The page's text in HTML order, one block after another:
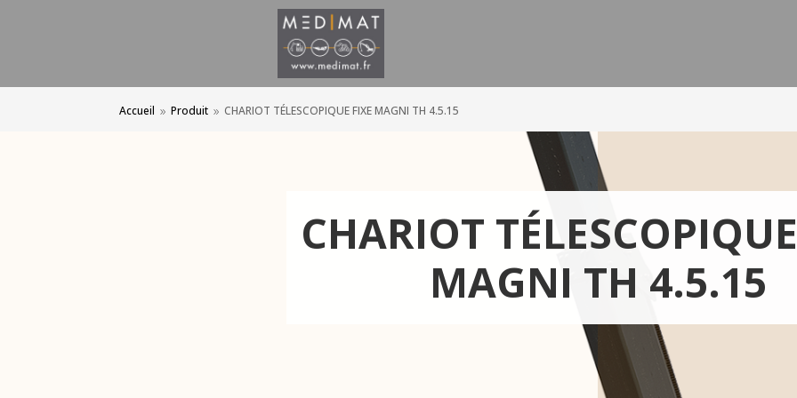
Accueil 9 Produit 9 CHARIOT TÉLESCOPIQUE FIXE MAGNI TH 4.5.15
CHARIOT
MAGNI TH 4.5.15